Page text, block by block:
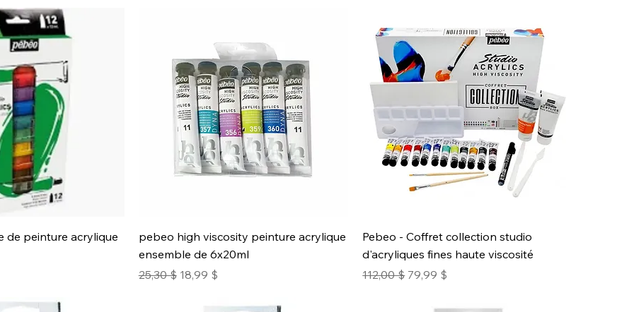
de peinture acrylique
pebeo high viscosity peinture acrylique
ensemble de 6x20ml
Prix original
25,30 $ Prix promotionnel
18,99 $
Pebeo - Coffret collection studio
d'acryliques fines haute viscosité
Prix original
112,00 $ Prix promotionnel
79,99 $